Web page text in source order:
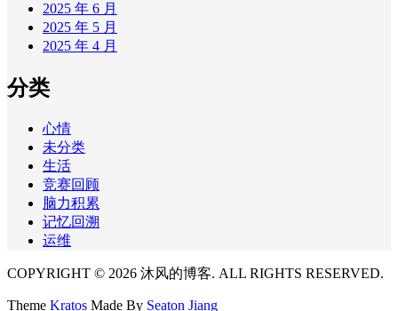
2025 年 6 月
2025 年 5 月
2025 年 4 月
分类
心情
未分类
生活
竞赛回顾
脑力积累
记忆回溯
运维
COPYRIGHT © 2026 沐风的博客. ALL RIGHTS RESERVED.
Theme Kratos Made By Seaton Jiang